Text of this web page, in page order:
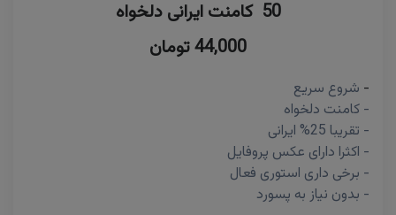
50 کامنت ایرانی دلخواه
44,000 تومان
- شروع سریع
- کامنت دلخواه
- تقریبا 25% ایرانی
- اکثرا دارای عکس پروفایل
- برخی داری استوری فعال
- بدون نیاز به پسورد